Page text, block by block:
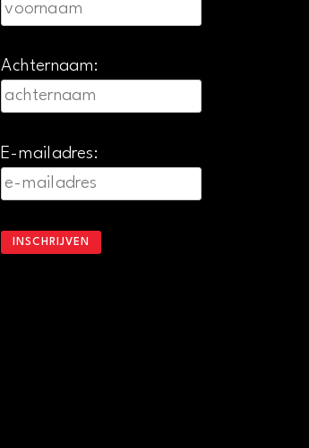
Achternaam:
E-mailadres: